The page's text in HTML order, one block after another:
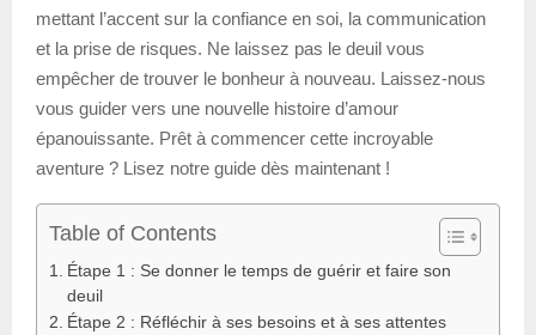
mettant l’accent sur la confiance en soi, la communication
et la prise de risques. Ne laissez pas le deuil vous
empêcher de trouver le bonheur à nouveau. Laissez-nous
vous guider vers une nouvelle histoire d’amour
épanouissante. Prêt à commencer cette incroyable
aventure ? Lisez notre guide dès maintenant !
Table of Contents
Étape 1 : Se donner le temps de guérir et faire son
deuil
Étape 2 : Réfléchir à ses besoins et à ses attentes